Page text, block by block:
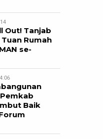
Out! Tanjab
Rumah
se-
Baik